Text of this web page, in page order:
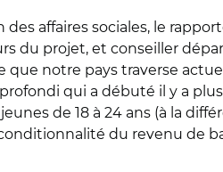
affaires sociales, le
du projet, et conseiller
que notre pays traverse
qui a débuté il y a
de 18 à 24 ans (à la
du revenu de